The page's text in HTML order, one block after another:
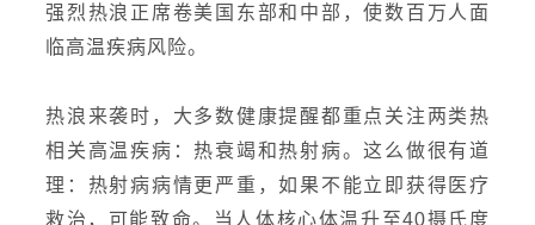
强烈热浪正席卷美国东部和中部，使数百万人面
临高温疾病风险。
热浪来袭时，大多数健康提醒都重点关注两类热
相关高温疾病：热衰竭和热射病。这么做很有道
理：热射病病情更严重，如果不能立即获得医疗
救治，可能致命。当人体核心体温升至40摄氏度